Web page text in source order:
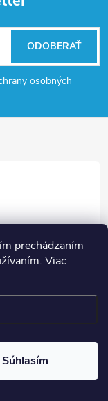
prechádzaním
Viac
Súhlasím
osobných
ODOBERAŤ